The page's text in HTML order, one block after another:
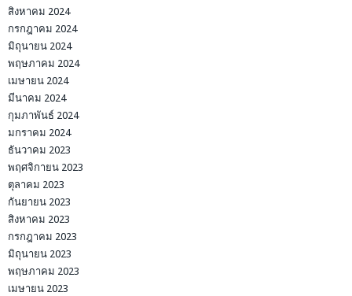
สิงหาคม 2024
กรกฎาคม 2024
มิถุนายน 2024
พฤษภาคม 2024
เมษายน 2024
มีนาคม 2024
กุมภาพันธ์ 2024
มกราคม 2024
ธันวาคม 2023
พฤศจิกายน 2023
ตุลาคม 2023
กันยายน 2023
สิงหาคม 2023
กรกฎาคม 2023
มิถุนายน 2023
พฤษภาคม 2023
เมษายน 2023